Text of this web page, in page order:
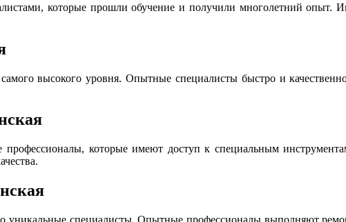
которые прошли обучение и получили многолетний опыт.
высокого уровня. Опытные специалисты быстро и
которые имеют доступ к специальным